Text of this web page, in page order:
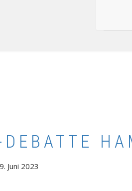
Juni 2023